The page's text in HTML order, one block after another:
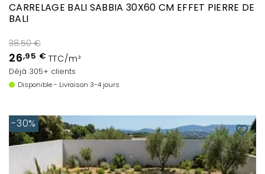
CARRELAGE BALI SABBIA 30X60 CM EFFET PIERRE DE
BALI
38.50 €
26,95 € TTC/m²
Déjà 305+ clients
Disponible - Livraison 3-4 jours
favorite_border
-30%